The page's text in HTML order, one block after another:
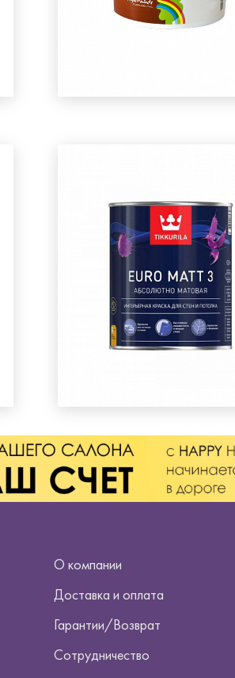
О компании
Доставка и оплата
Гарантии/Возврат
Сотрудничество